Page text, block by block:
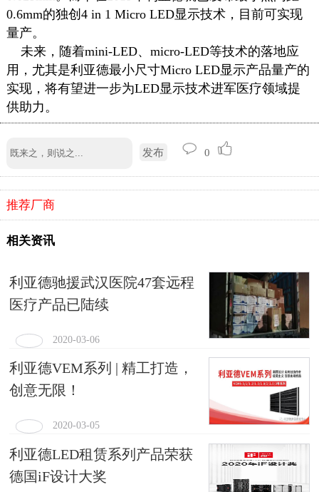
0.6mm的独创4 in 1 Micro LED显示技术，目前可实现
量产。
未来，随着mini-LED、micro-LED等技术的落地应
用，尤其是利亚德最小尺寸Micro LED显示产品量产的
实现，将有望进一步为LED显示技术进军医疗领域提
供助力。
发布 0
推荐厂商
相关资讯
利亚德驰援武汉医院47套远程
医疗产品已陆续
2020-03-06
利亚德VEM系列 | 精工打造，
创意无限！
2020-03-05
利亚德LED租赁系列产品荣获
德国iF设计大奖